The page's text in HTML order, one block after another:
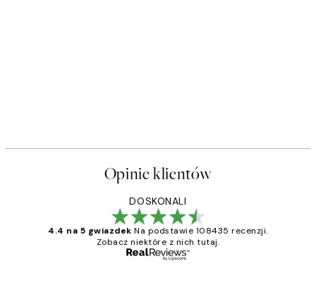
Opinie klientów
DOSKONALI
4.4 na 5 gwiazdek Na podstawie 108435 recenzji.
Zobacz niektóre z nich tutaj.